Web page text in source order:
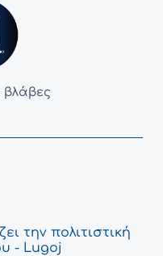
βλάβες
την πολιτιστική
- Lugoj